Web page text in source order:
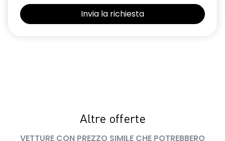
retrovisori esterni elettrici richiudibili manualmente
Altre offerte
VETTURE CON PREZZO SIMILE CHE POTREBBERO